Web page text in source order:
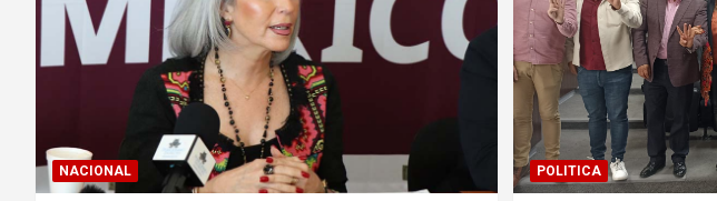
NACIONAL POLITICA